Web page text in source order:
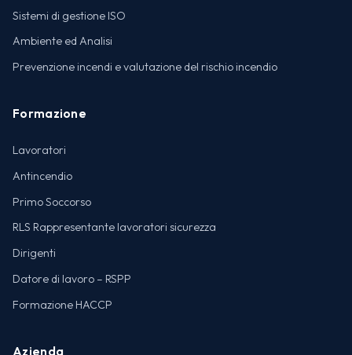
Sistemi di gestione ISO
Ambiente ed Analisi
Prevenzione incendi e valutazione del rischio incendio
Formazione
Lavoratori
Antincendio
Primo Soccorso
RLS Rappresentante lavoratori sicurezza
Dirigenti
Datore di lavoro – RSPP
Formazione HACCP
Azienda